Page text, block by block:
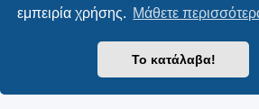
εμπειρία χρήσης. Μάθετε
Το κατάλαβα!